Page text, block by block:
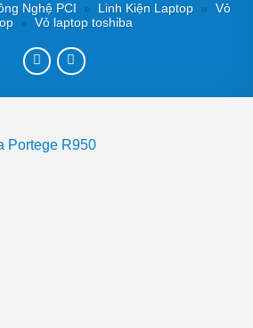
Nghệ PCI » Linh Kiện Laptop »
Vỏ
» Vỏ laptop toshiba